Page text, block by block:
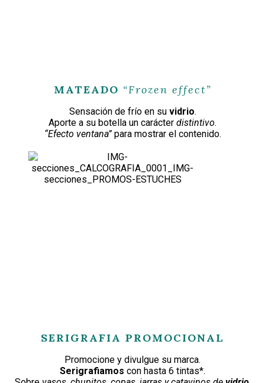
MATEADO “Frozen effect”
Sensación de frío en su vidrio.
Aporte a su botella un carácter distintivo.
“Efecto ventana”para mostrar el contenido.
SERIGRAFIA PROMOCIONAL
Promocione y divulgue su marca.
Serigrafiamos con hasta 6 tintas*.